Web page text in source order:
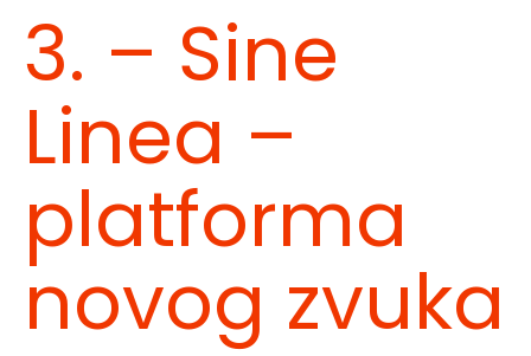
3. – Sine
Linea –
platforma
novog zvuka